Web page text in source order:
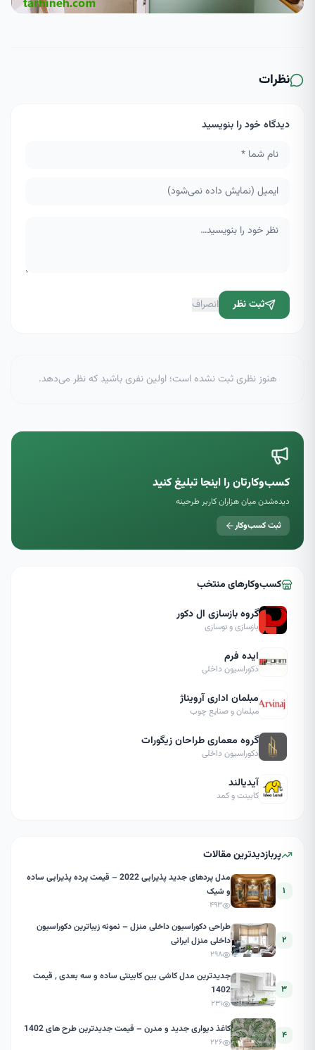
نظرات
دیدگاه خود را بنویسید
ثبت نظر انصراف
هنوز نظری ثبت نشده است؛ اولین نفری باشید که نظر می‌دهد.
کسب‌وکارتان را اینجا تبلیغ کنید
دیده‌شدن میان هزاران کاربر طرحینه
ثبت کسب‌وکار
کسب‌وکارهای منتخب
گروه بازسازی ال دکور
بازسازی و نوسازی
ایده فرم
دکوراسیون داخلی
مبلمان اداری آرویناژ
مبلمان و صنایع چوب
گروه معماری طراحان زیگورات
دکوراسیون داخلی
آیدیالند
کابینت و کمد
پربازدیدترین مقالات
۱
مدل پردهای جدید پذیرایی 2022 – قیمت پرده پذیرایی ساده
و شیک
۴۹۳
۲
طراحی دکوراسیون داخلی منزل – نمونه زیباترین دکوراسیون
داخلی منزل ایرانی
۲۹۸
۳
جدیدترین مدل کاشی بین کابینتی ساده و سه بعدی , قیمت
1402
۲۳۱
۴ کاغذ دیواری جدید و مدرن – قیمت جدیدترین طرح های 1402
۲۲۶